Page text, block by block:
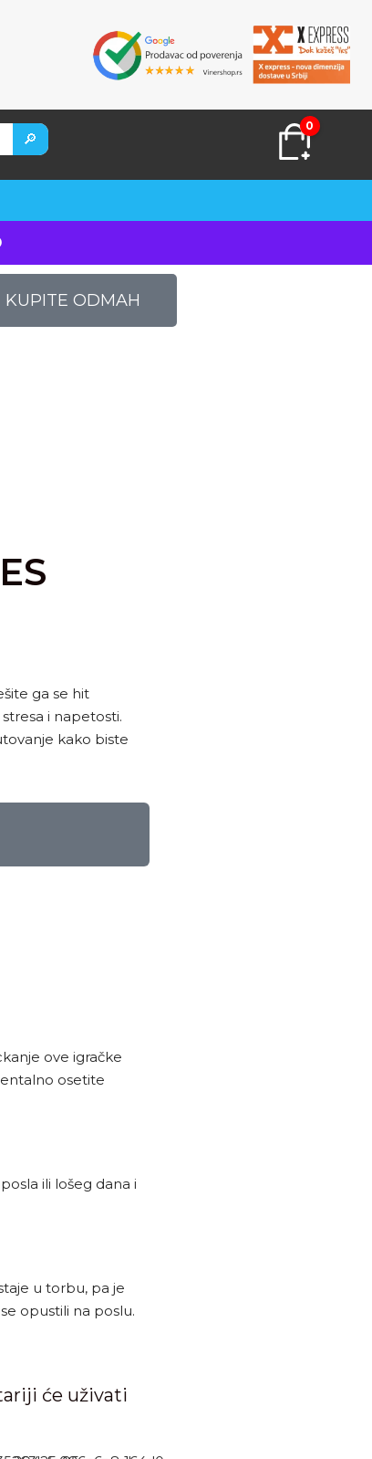
🔎
0
KUPITE ODMAH
ga se hit
i napetosti.
kako biste
ove igračke
osetite
ili lošeg dana i
u torbu, pa je
opustili na poslu.
će uživati